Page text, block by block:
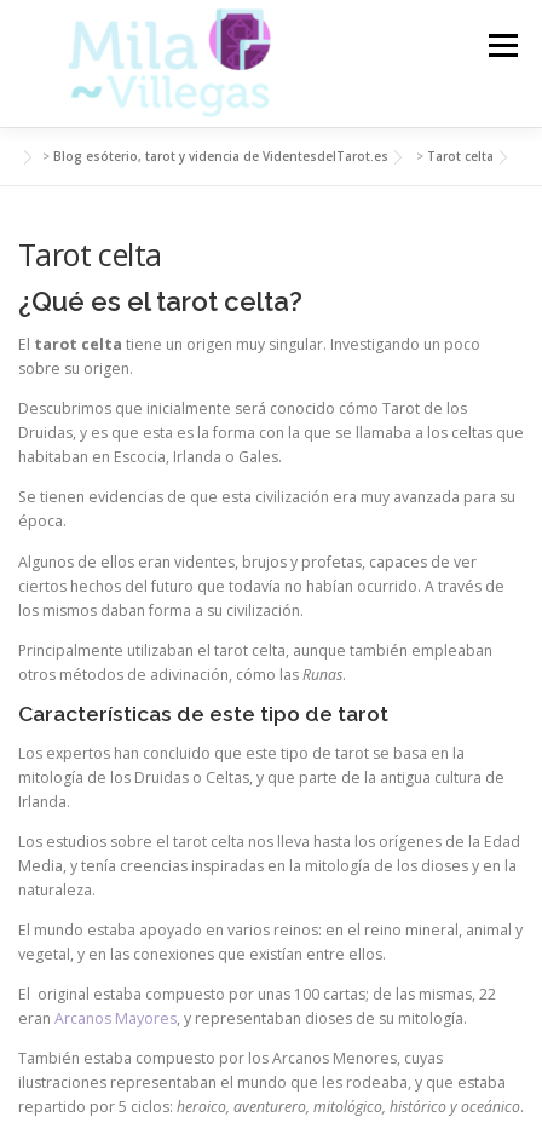
contenido
Menú
CARTAS DEL TAROT
BLOG
> Blog esóterio, tarot y videncia de VidentesdelTarot.es > Tarot celta
Tarot celta
¿Qué es el tarot celta?
El tarot celta tiene un origen muy singular. Investigando un poco
sobre su origen.
Descubrimos que inicialmente será conocido cómo Tarot de los
Druidas, y es que esta es la forma con la que se llamaba a los celtas que
habitaban en Escocia, Irlanda o Gales.
Se tienen evidencias de que esta civilización era muy avanzada para su
época.
Algunos de ellos eran videntes, brujos y profetas, capaces de ver
ciertos hechos del futuro que todavía no habían ocurrido. A través de
los mismos daban forma a su civilización.
Principalmente utilizaban el tarot celta, aunque también empleaban
otros métodos de adivinación, cómo lasRunas.
Características de este tipo de tarot
Los expertos han concluido que este tipo de tarot se basa en la
mitología de los Druidas o Celtas, y que parte de la antigua cultura de
Irlanda.
Los estudios sobre el tarot celta nos lleva hasta los orígenes de la Edad
Media, y tenía creencias inspiradas en la mitología de los dioses y en la
naturaleza.
El mundo estaba apoyado en varios reinos: en el reino mineral, animal y
vegetal, y en las conexiones que existían entre ellos.
El original estaba compuesto por unas 100 cartas; de las mismas, 22
eran Arcanos Mayores, y representaban dioses de su mitología.
También estaba compuesto por los Arcanos Menores, cuyas
ilustraciones representaban el mundo que les rodeaba, y que estaba
repartido por 5 ciclos: heroico, aventurero, mitológico, histórico y oceánico.